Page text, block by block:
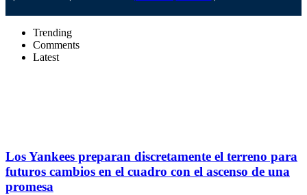
Trending
Comments
Latest
Los Yankees preparan discretamente el terreno para
futuros cambios en el cuadro con el ascenso de una
promesa